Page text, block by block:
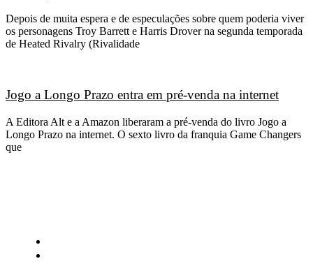
Depois de muita espera e de especulações sobre quem poderia viver
os personagens Troy Barrett e Harris Drover na segunda temporada
de Heated Rivalry (Rivalidade
Jogo a Longo Prazo entra em pré-venda na internet
A Editora Alt e a Amazon liberaram a pré-venda do livro Jogo a
Longo Prazo na internet. O sexto livro da franquia Game Changers
que